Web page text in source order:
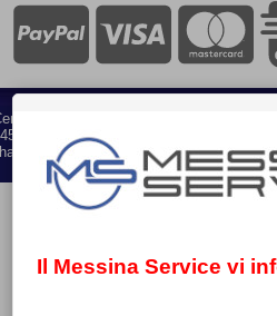
Il Messina Service vi
assistenza tecnica autorizzato • P.I.
Palermo
+39 351 841 28 95• Mail: